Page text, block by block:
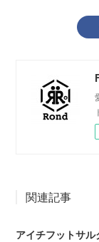
関連記事
アイチフットサル